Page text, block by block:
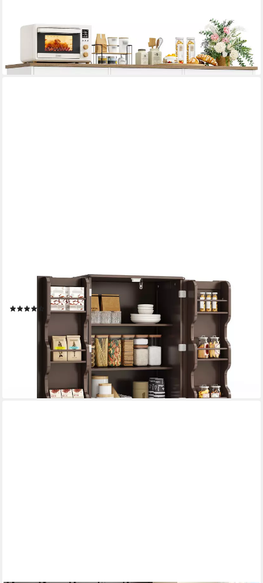
209,99 € UVP279,99 €
lieferbar - in 6-7 Werktagen bei dir
Sideboard hoher Küchenschrank mit 2 Schubladen und 2 Türen,
Vorratschrank, Weiß
(45)
UVP 199,99 €
lieferbar - in 5-6 Werktagen bei dir